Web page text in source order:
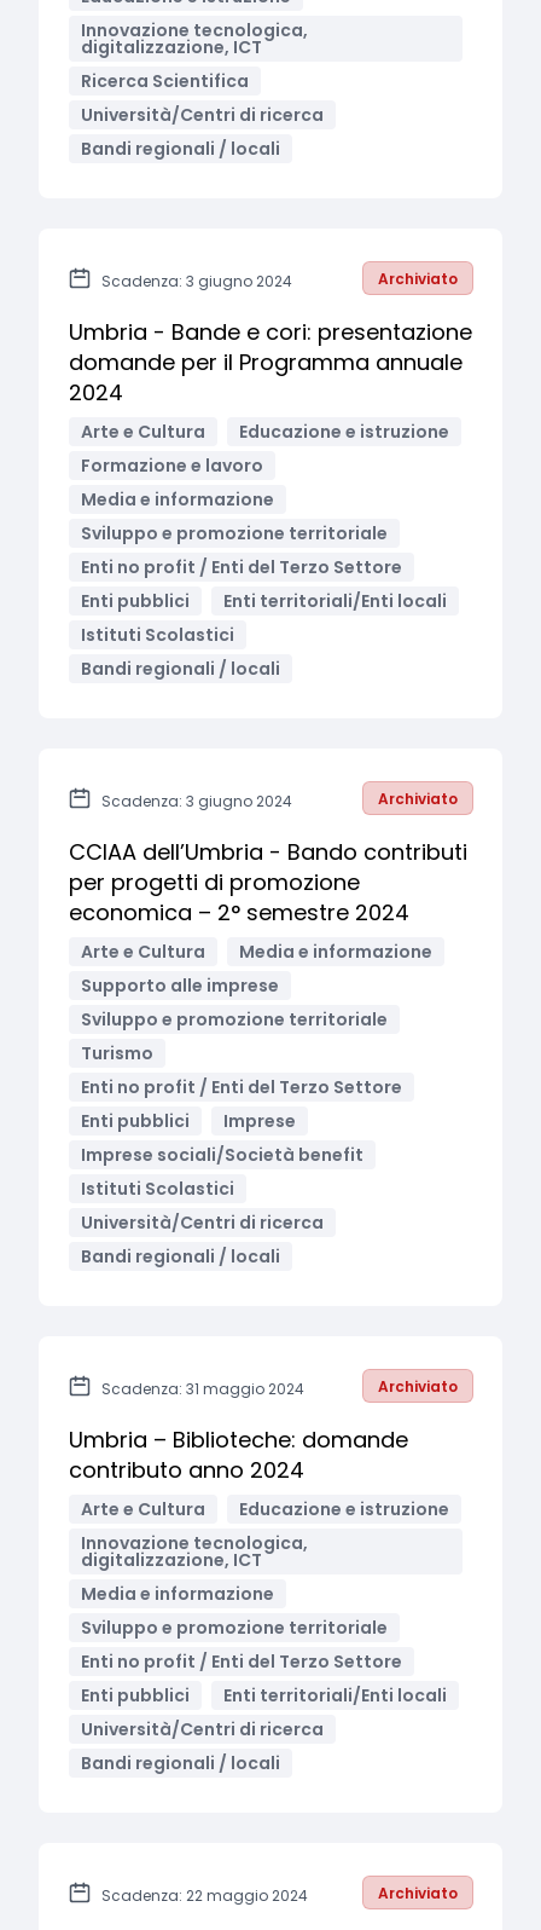
Innovazione tecnologica,
digitalizzazione, ICT
Ricerca Scientifica
Università/Centri di ricerca
Bandi regionali / locali
Scadenza: 3 giugno 2024 Archiviato
Umbria - Bande e cori: presentazione
domande per il Programma annuale
2024
Arte e Cultura
Educazione e istruzione
Formazione e lavoro
Media e informazione
Sviluppo e promozione territoriale
Enti no profit / Enti del Terzo Settore
Enti pubblici
Enti territoriali/Enti locali
Istituti Scolastici
Bandi regionali / locali
Scadenza: 3 giugno 2024 Archiviato
CCIAA dell’Umbria - Bando contributi
per progetti di promozione
economica – 2° semestre 2024
Arte e Cultura
Media e informazione
Supporto alle imprese
Sviluppo e promozione territoriale
Turismo
Enti no profit / Enti del Terzo Settore
Enti pubblici
Imprese
Imprese sociali/Società benefit
Istituti Scolastici
Università/Centri di ricerca
Bandi regionali / locali
Scadenza: 31 maggio 2024 Archiviato
Umbria – Biblioteche: domande
contributo anno 2024
Arte e Cultura
Educazione e istruzione
Innovazione tecnologica,
digitalizzazione, ICT
Media e informazione
Sviluppo e promozione territoriale
Enti no profit / Enti del Terzo Settore
Enti pubblici
Enti territoriali/Enti locali
Università/Centri di ricerca
Bandi regionali / locali
Scadenza: 22 maggio 2024 Archiviato